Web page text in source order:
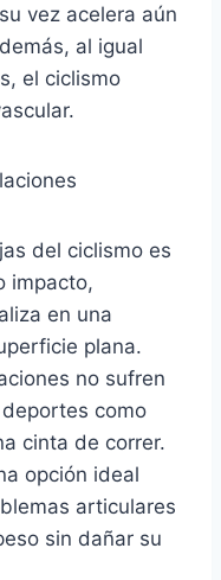
vez acelera aún
al igual
el ciclismo
del ciclismo es
impacto,
en una
plana.
no sufren
como
cinta de correr.
opción ideal
articulares
sin dañar su